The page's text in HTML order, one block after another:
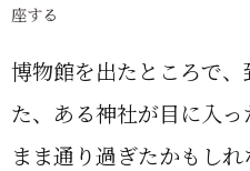
座する
博物館を出たところで
た、ある神社が目に入
まま通り過ぎたかもし